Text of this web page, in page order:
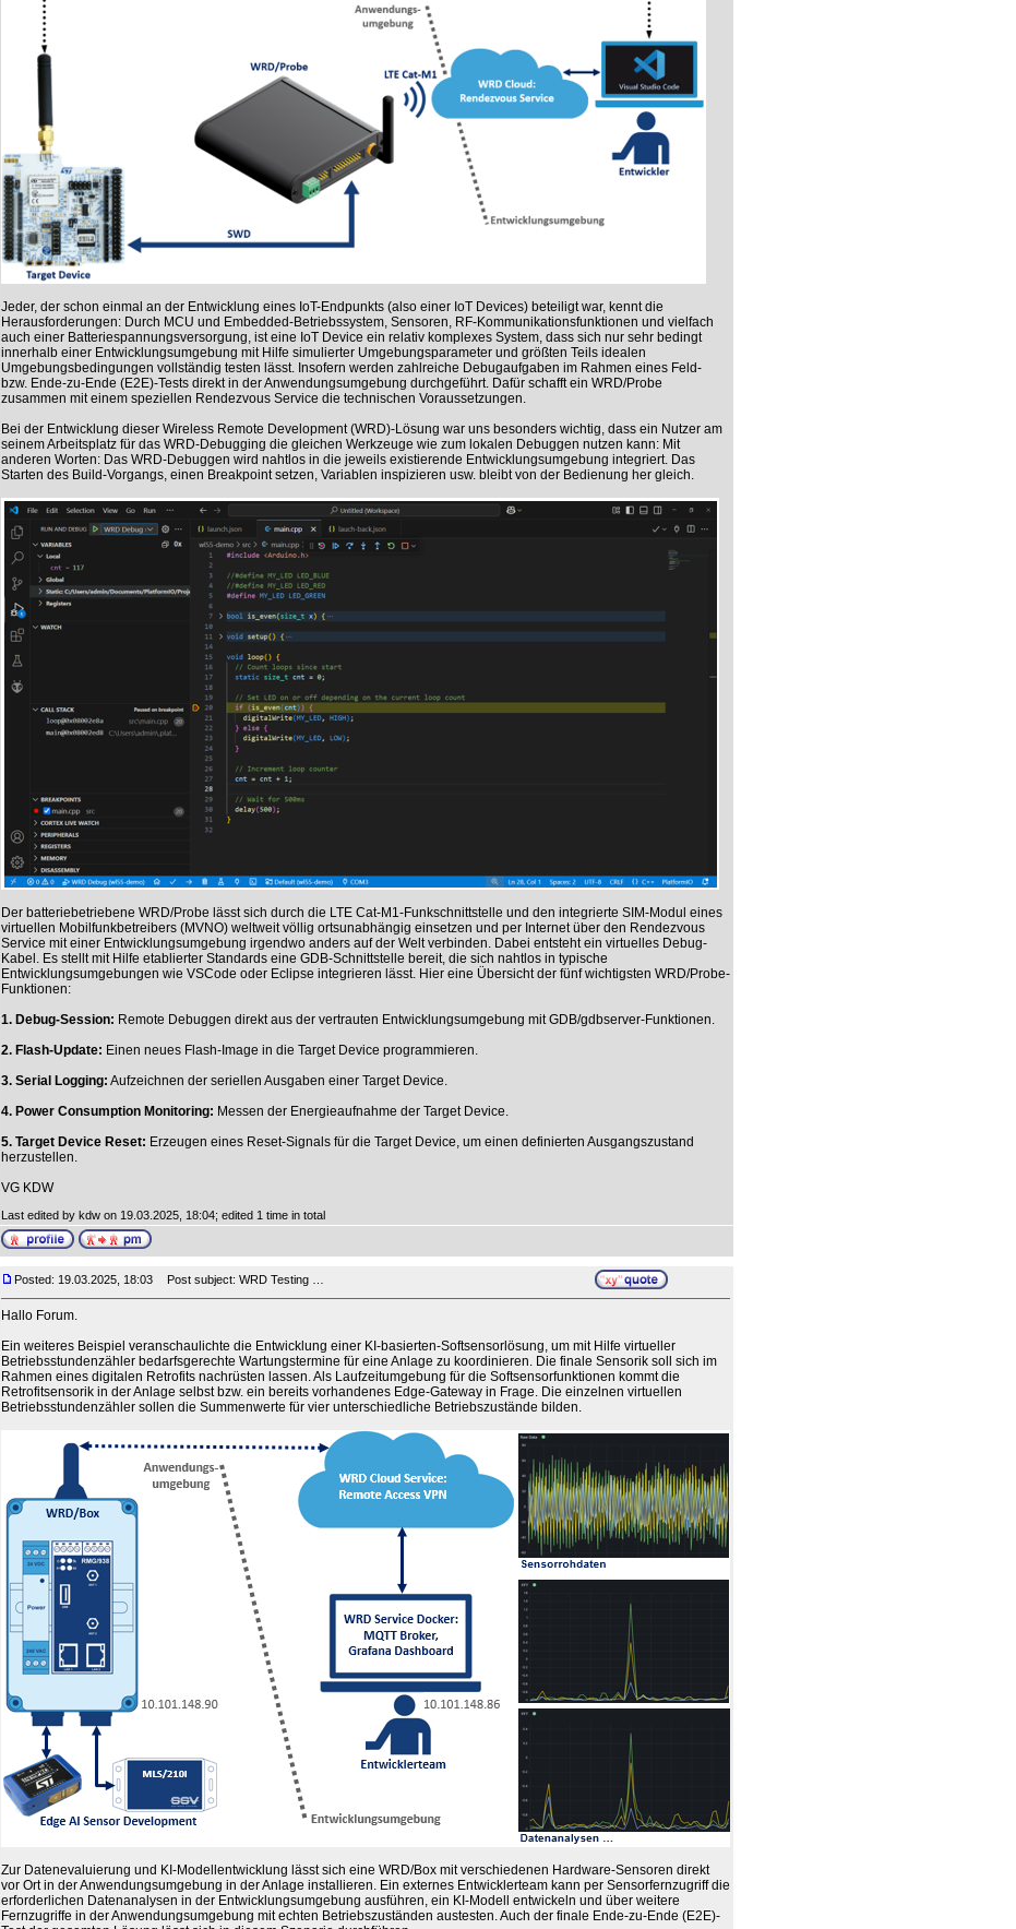
Jeder, der schon einmal an der Entwicklung eines IoT-Endpunkts (also einer IoT Devices) beteiligt war, kennt die
Herausforderungen: Durch MCU und Embedded-Betriebssystem, Sensoren, RF-Kommunikationsfunktionen und vielfach
auch einer Batteriespannungsversorgung, ist eine IoT Device ein relativ komplexes System, dass sich nur sehr bedingt
innerhalb einer Entwicklungsumgebung mit Hilfe simulierter Umgebungsparameter und größten Teils idealen
Umgebungsbedingungen vollständig testen lässt. Insofern werden zahlreiche Debugaufgaben im Rahmen eines Feld-
bzw. Ende-zu-Ende (E2E)-Tests direkt in der Anwendungsumgebung durchgeführt. Dafür schafft ein WRD/Probe
zusammen mit einem speziellen Rendezvous Service die technischen Voraussetzungen.
Bei der Entwicklung dieser Wireless Remote Development (WRD)-Lösung war uns besonders wichtig, dass ein Nutzer am
seinem Arbeitsplatz für das WRD-Debugging die gleichen Werkzeuge wie zum lokalen Debuggen nutzen kann: Mit
anderen Worten: Das WRD-Debuggen wird nahtlos in die jeweils existierende Entwicklungsumgebung integriert. Das
Starten des Build-Vorgangs, einen Breakpoint setzen, Variablen inspizieren usw. bleibt von der Bedienung her gleich.
Der batteriebetriebene WRD/Probe lässt sich durch die LTE Cat-M1-Funkschnittstelle und den integrierte SIM-Modul eines
virtuellen Mobilfunkbetreibers (MVNO) weltweit völlig ortsunabhängig einsetzen und per Internet über den Rendezvous
Service mit einer Entwicklungsumgebung irgendwo anders auf der Welt verbinden. Dabei entsteht ein virtuelles Debug-
Kabel. Es stellt mit Hilfe etablierter Standards eine GDB-Schnittstelle bereit, die sich nahtlos in typische
Entwicklungsumgebungen wie VSCode oder Eclipse integrieren lässt. Hier eine Übersicht der fünf wichtigsten WRD/Probe-
Funktionen:
1. Debug-Session: Remote Debuggen direkt aus der vertrauten Entwicklungsumgebung mit GDB/gdbserver-Funktionen.
2. Flash-Update: Einen neues Flash-Image in die Target Device programmieren.
3. Serial Logging: Aufzeichnen der seriellen Ausgaben einer Target Device.
4. Power Consumption Monitoring: Messen der Energieaufnahme der Target Device.
5. Target Device Reset: Erzeugen eines Reset-Signals für die Target Device, um einen definierten Ausgangszustand
herzustellen.
VG KDW
Last edited by kdw on 19.03.2025, 18:04; edited 1 time in total
Posted: 19.03.2025, 18:03 Post subject: WRD Testing …
Hallo Forum.
Ein weiteres Beispiel veranschaulichte die Entwicklung einer KI-basierten-Softsensorlösung, um mit Hilfe virtueller
Betriebsstundenzähler bedarfsgerechte Wartungstermine für eine Anlage zu koordinieren. Die finale Sensorik soll sich im
Rahmen eines digitalen Retrofits nachrüsten lassen. Als Laufzeitumgebung für die Softsensorfunktionen kommt die
Retrofitsensorik in der Anlage selbst bzw. ein bereits vorhandenes Edge-Gateway in Frage. Die einzelnen virtuellen
Betriebsstundenzähler sollen die Summenwerte für vier unterschiedliche Betriebszustände bilden.
Zur Datenevaluierung und KI-Modellentwicklung lässt sich eine WRD/Box mit verschiedenen Hardware-Sensoren direkt
vor Ort in der Anwendungsumgebung in der Anlage installieren. Ein externes Entwicklerteam kann per Sensorfernzugriff die
erforderlichen Datenanalysen in der Entwicklungsumgebung ausführen, ein KI-Modell entwickeln und über weitere
Fernzugriffe in der Anwendungsumgebung mit echten Betriebszuständen austesten. Auch der finale Ende-zu-Ende (E2E)-